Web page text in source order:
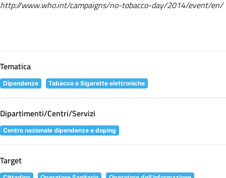
http://www.who.int/campaigns/no-tobacco-day/2014/event/en/
Tematica
Dipendenze Tabacco e Sigarette elettroniche
Dipartimenti/Centri/Servizi
Centro nazionale dipendenze e doping
Target